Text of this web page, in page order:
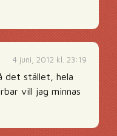
4 juni, 2012 kl. 23:19
det stället, hela
vill jag minnas